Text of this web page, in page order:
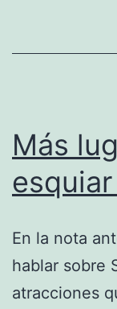
Más
En la nota
hablar sobre
atracciones